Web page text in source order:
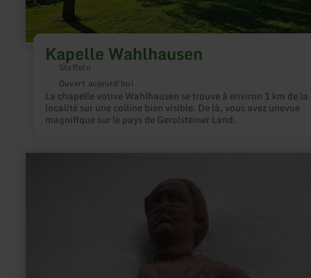
Kapelle Wahlhausen
Steffeln
Ouvert aujourd'hui
La chapelle votive Wahlhausen se trouve à environ 1 km de la
localité sur une colline bien visible. De là, vous avez unevue
magnifique sur le pays de Gerolsteiner Land.